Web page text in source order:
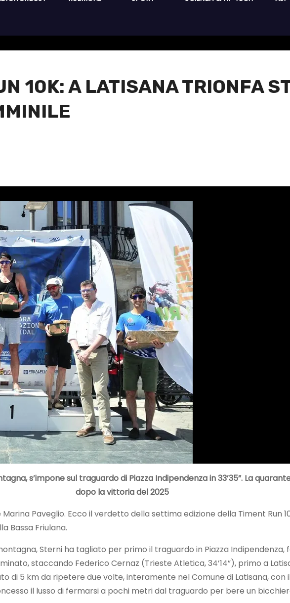
10K: A LATISANA TRIONFA
s’impone sul traguardo di Piazza Indipendenza in 33’35”. La
dopo la vittoria del 2025
Paveglio. Ecco il verdetto della settima edizione della Timent Run
Bassa Friulana.
Sterni ha tagliato per primo il traguardo in Piazza Indipendenza,
staccando Federico Cernaz (Trieste Atletica, 34’14”), primo a
di 5 km da ripetere due volte, interamente nel Comune di Latisana,
il lusso di fermarsi a pochi metri dal traguardo per bere un